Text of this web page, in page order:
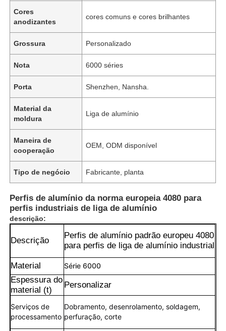
Cores
anodizantes
cores comuns e cores brilhantes
Grossura Personalizado
Nota 6000 séries
Porta Shenzhen, Nansha.
Material da
moldura
Liga de alumínio
Maneira de
cooperação
OEM, ODM disponível
Tipo de negócio Fabricante, planta
Perfis de alumínio da norma europeia 4080 para
perfis industriais de liga de alumínio
descrição:
Descrição
Perfis de alumínio padrão europeu 4080
para perfis de liga de alumínio industrial
Material Série 6000
Espessura do
material (t)
Personalizar
Serviços de
processamento
Dobramento, desenrolamento, soldagem,
perfuração, corte